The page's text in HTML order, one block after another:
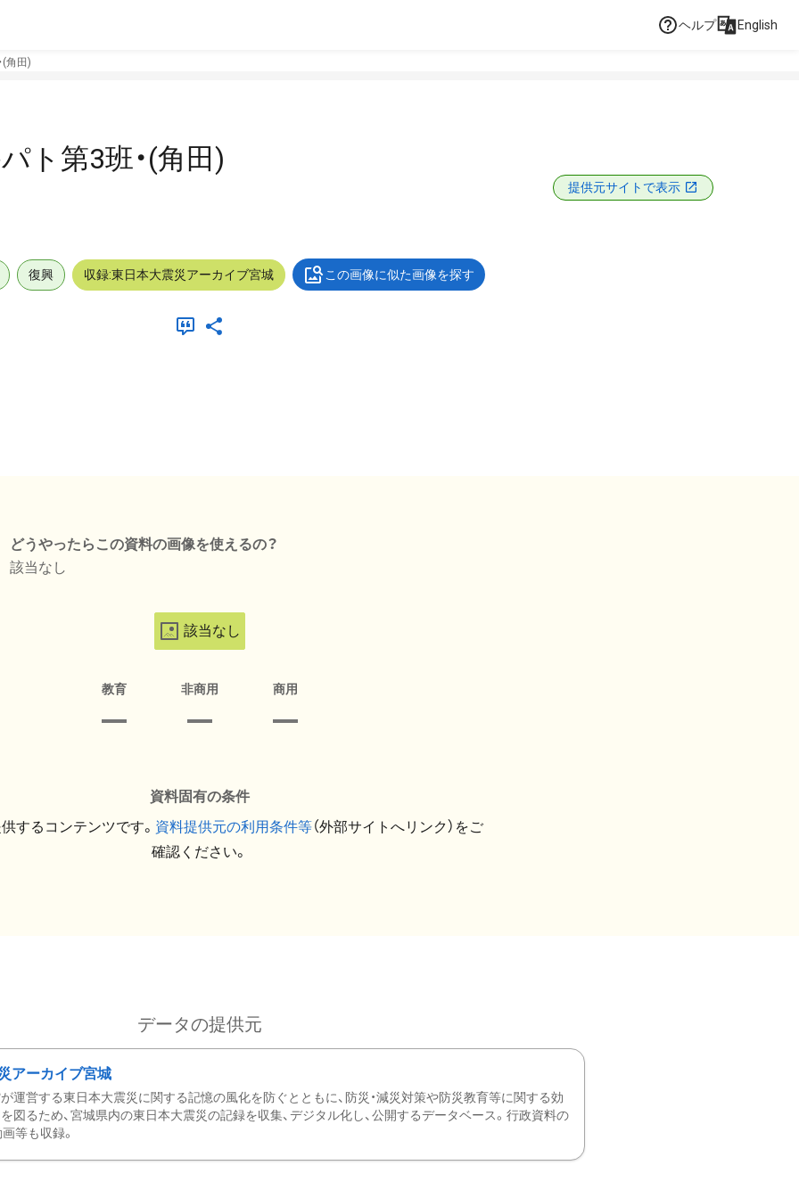
ヘルプ English
(角田)
ト第3班・(角田)
提供元サイトで表示
復興 収録:東日本大震災アーカイブ宮城 この画像に似た画像を探す
どうやったらこの資料の画像を使えるの？
該当なし
該当なし
教育 非商用 商用
資料固有の条件
するコンテンツです。 資料提供元の利用条件等（外部サイトへリンク）をご
確認ください。
データの提供元
アーカイブ宮城
運営する東日本大震災に関する記憶の風化を防ぐとともに、防災・減災対策や防災教育等に関する効
図るため、宮城県内の東日本大震災の記録を収集、デジタル化し、公開するデータベース。行政資料の
等も収録。